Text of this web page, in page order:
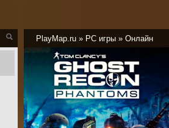
PlayMap.ru » PC игры » Онлайн